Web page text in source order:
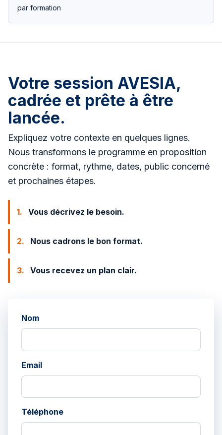
par formation
Votre session AVESIA,
cadrée et prête à être
lancée.
Expliquez votre contexte en quelques lignes.
Nous transformons le programme en proposition
concrète : format, rythme, dates, public concerné
et prochaines étapes.
1. Vous décrivez le besoin.
2. Nous cadrons le bon format.
3. Vous recevez un plan clair.
Nom
Email
Téléphone